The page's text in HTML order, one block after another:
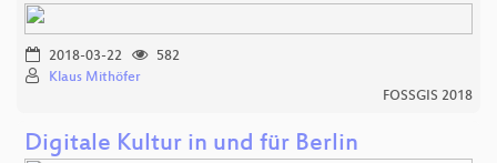
2018-03-22
582
Klaus Mithöfer
FOSSGIS 2018
Digitale Kultur in und für Berlin